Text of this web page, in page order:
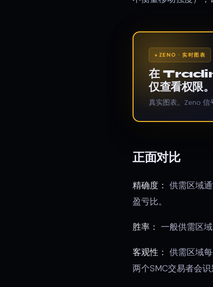
ZENO · 实时图表
在
仅查看权限。
真实图表。Zeno 信
正面对比
精确度： 供需区域
盈亏比。
胜率： 一般供需区
客观性： 供需区域
两个SMC交易者会识